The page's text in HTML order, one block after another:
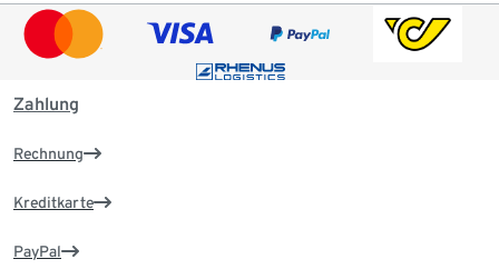
Zahlung
Rechnung
Kreditkarte
PayPal